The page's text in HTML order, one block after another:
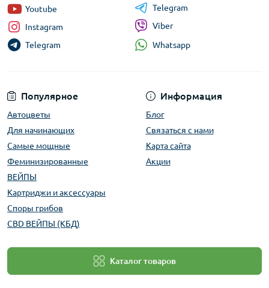
Популярное
Автоцветы
Для начинающих
Самые мощные
Феминизированные
ВЕЙПЫ
Картриджи и аксессуары
Споры грибов
CBD ВЕЙПЫ (КБД)
Информация
Блог
Связаться с нами
Карта сайта
Акции
Каталог товаров
Youtube
Instagram
Telegram
Telegram
Viber
Whatsapp